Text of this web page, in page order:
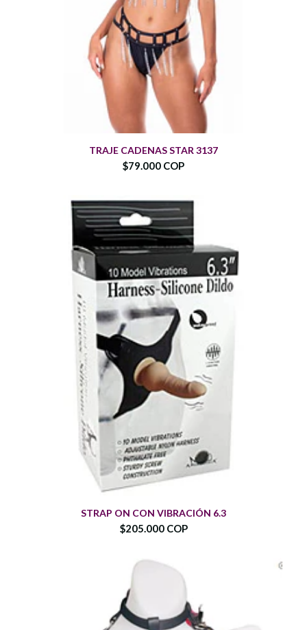
TRAJE CADENAS STAR 3137
$79.000 COP
STRAP ON CON VIBRACIÓN 6.3
$205.000 COP